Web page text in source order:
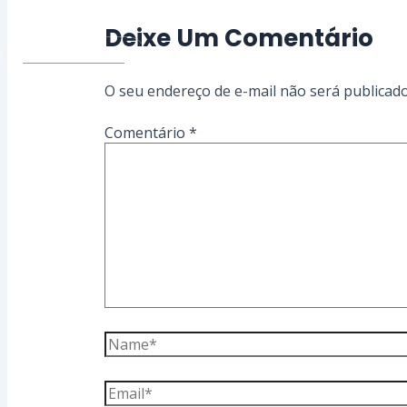
Deixe Um Comentário
O seu endereço de e-mail não será
Comentário *